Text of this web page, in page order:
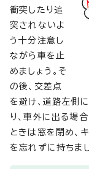
衝突したり追
突されないよ
う十分注意し
ながら車を止
めましょう。そ
の後、交差点
を避け、道路左側
り、車外に出る場
ときは窓を閉め、
を忘れずに持ちまし